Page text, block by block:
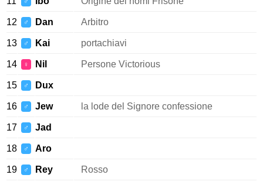
12 ♂ Dan Arbitro
13 ♂ Kai portachiavi
14 ♀ Nil Persone Victorious
15 ♂ Dux
16 ♂ Jew la lode del Signore confessione
17 ♂ Jad
18 ♂ Aro
19 ♂ Rey Rosso